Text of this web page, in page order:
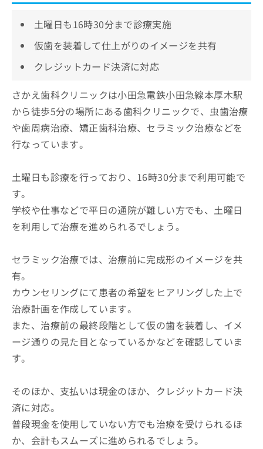
土曜日も16時30分まで診療実施
仮歯を装着して仕上がりのイメージを共有
クレジットカード決済に対応
さかえ歯科クリニックは小田急電鉄小田急線本厚木駅
から徒歩5分の場所にある歯科クリニックで、虫歯治療
や歯周病治療、矯正歯科治療、セラミック治療などを
行なっています。
土曜日も診療を行っており、16時30分まで利用可能で
す。
学校や仕事などで平日の通院が難しい方でも、土曜日
を利用して治療を進められるでしょう。
セラミック治療では、治療前に完成形のイメージを共
有。
カウンセリングにて患者の希望をヒアリングした上で
治療計画を作成しています。
また、治療前の最終段階として仮の歯を装着し、イメ
ージ通りの見た目となっているかなどを確認していま
す。
そのほか、支払いは現金のほか、クレジットカード決
済に対応。
普段現金を使用していない方でも治療を受けられるほ
か、会計もスムーズに進められるでしょう。